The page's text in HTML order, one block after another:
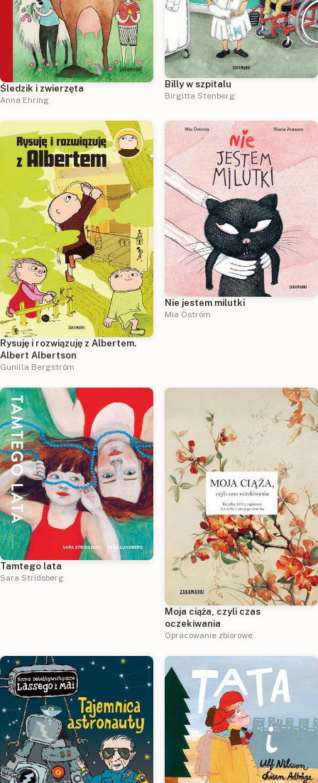
Śledzik i zwierzęta
Anna Ehring
Billy w szpitalu
Birgitta Stenberg
Rysuję i rozwiązuję z Albertem.
Albert Albertson
Gunilla Bergström
Nie jestem milutki
Mia Öström
Tamtego lata
Sara Stridsberg
Moja ciąża, czyli czas
oczekiwania
Opracowanie zbiorowe